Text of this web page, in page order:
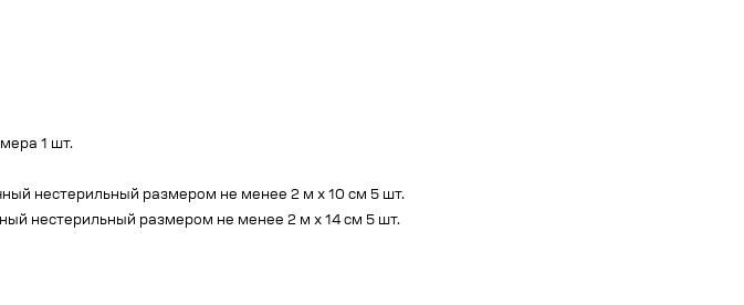
1 шт.
нестерильный размером не менее 2 м x 10 см 5 шт.
нестерильный размером не менее 2 м x 14 см 5 шт.